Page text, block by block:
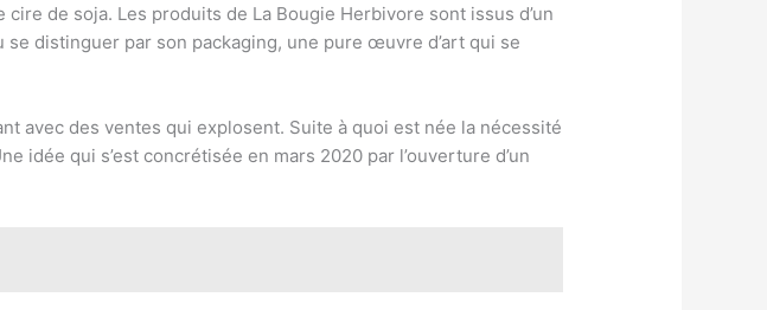
de soja. Les produits de La Bougie Herbivore sont issus d’un
distinguer par son packaging, une pure œuvre d’art qui se
avec des ventes qui explosent. Suite à quoi est née la nécessité
idée qui s’est concrétisée en mars 2020 par l’ouverture d’un